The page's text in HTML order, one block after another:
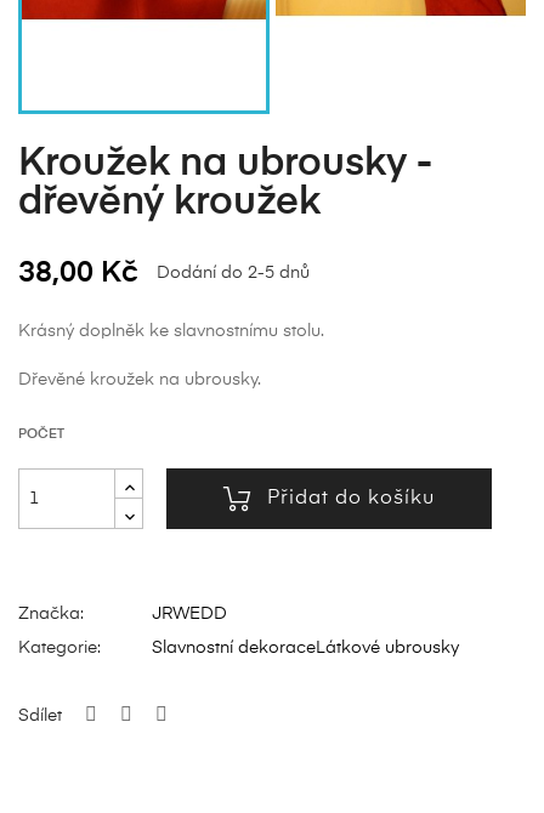
Kroužek na ubrousky -
dřevěný kroužek
38,00 Kč Dodání do 2-5 dnů
Krásný doplněk ke slavnostnímu stolu.
Dřevěné kroužek na ubrousky.
POČET
Přidat do košíku
Značka:
JRWEDD
Kategorie:
Slavnostní dekoraceLátkové ubrousky
Sdílet